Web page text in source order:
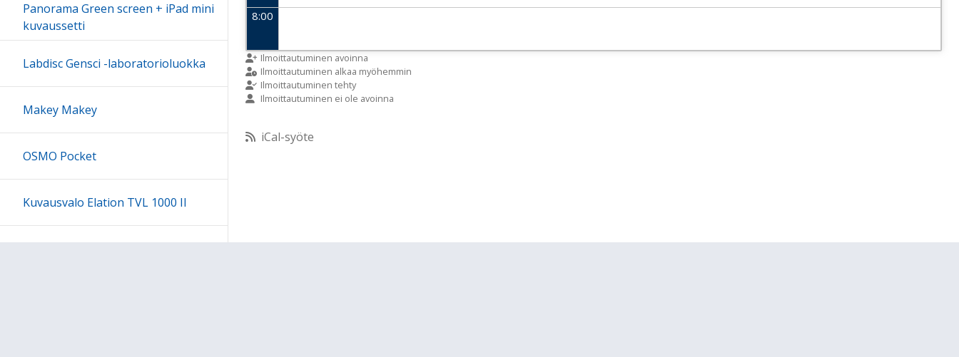
8:00
9:00
10:00
11:00
Ilmoittautuminen avoinna
Ilmoittautuminen alkaa myöhemmin
Ilmoittautuminen tehty
Ilmoittautuminen ei ole avoinna
iCal-syöte
Panorama Green screen + iPad mini
kuvaussetti
Labdisc Gensci -laboratorioluokka
Makey Makey
OSMO Pocket
Kuvausvalo Elation TVL 1000 II